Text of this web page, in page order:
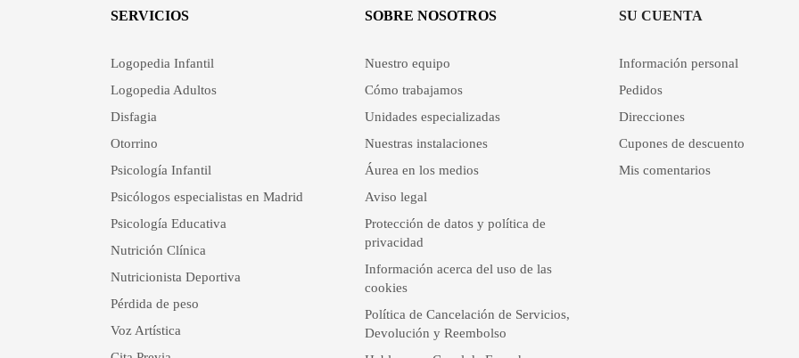
SERVICIOS
Logopedia Infantil
Logopedia Adultos
Disfagia
Otorrino
Psicología Infantil
Psicólogos especialistas en Madrid
Psicología Educativa
Nutrición Clínica
Nutricionista Deportiva
Pérdida de peso
Voz Artística
SOBRE NOSOTROS
Nuestro equipo
Cómo trabajamos
Unidades especializadas
Nuestras instalaciones
Áurea en los medios
Aviso legal
Protección de datos y política de
privacidad
Información acerca del uso de las
cookies
Política de Cancelación de Servicios,
Devolución y Reembolso
SU CUENTA
Información personal
Pedidos
Direcciones
Cupones de descuento
Mis comentarios